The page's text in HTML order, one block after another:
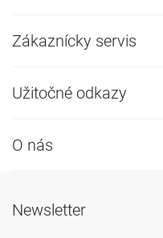
Zákaznícky servis
Užitočné odkazy
O nás
Newsletter